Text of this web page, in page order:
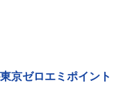
京ゼロエミポイント